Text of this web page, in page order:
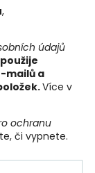
,
údajů
mailů a
Více v
ochranu
či vypnete.